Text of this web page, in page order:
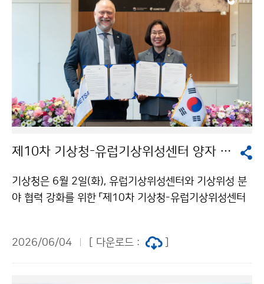
제10차 기상청-유럽기상위성센터 양자 기상협력회의
기상청은 6월 2일(화), 유럽기상위성센터와 기상위성 분
야 협력 강화를 위한 「제10차 기상청-유럽기상위성센터
지난 20년간 기상위성 자료의 공동 활용과 기술 협력을
2026/06/04 [ 다운로드 :